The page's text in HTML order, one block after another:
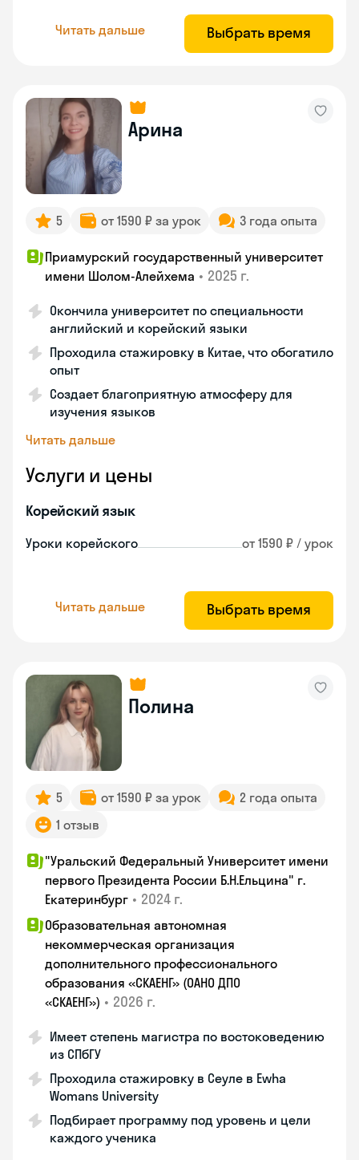
Читать дальше Выбрать время
Арина
5 от 1590 ₽ за урок 3 года опыта
Приамурский государственный университет
имени Шолом-Алейхема • 2025 г.
Окончила университет по специальности
английский и корейский языки
Проходила стажировку в Китае, что обогатило
опыт
Создает благоприятную атмосферу для
изучения языков
Читать дальше
Услуги и цены
Корейский язык
Уроки корейского от 1590 ₽ / урок
Читать дальше Выбрать время
Полина
5 от 1590 ₽ за урок
2 года опыта
1 отзыв
"Уральский Федеральный Университет имени
первого Президента России Б.Н.Ельцина" г.
Екатеринбург • 2024 г.
Образовательная автономная
некоммерческая организация
дополнительного профессионального
образования «СКАЕНГ» (ОАНО ДПО
«СКАЕНГ») • 2026 г.
Имеет степень магистра по востоковедению
из СПбГУ
Проходила стажировку в Сеуле в Ewha
Womans University
Подбирает программу под уровень и цели
каждого ученика